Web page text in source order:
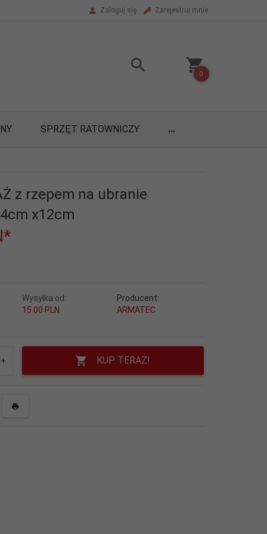
Zaloguj się Zarejestruj mnie
0
SPRZĘT RATOWNICZY ...
z rzepem na ubranie
x12cm
Wysyłka od:
15.00 PLN
Producent:
ARMATEC
KUP TERAZ!